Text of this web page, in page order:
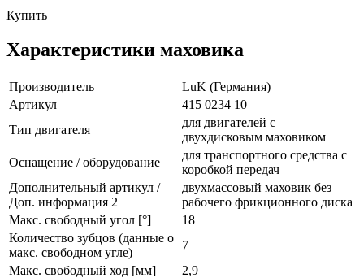
Купить
Характеристики маховика
Производитель
LuK (Германия)
Артикул
415 0234 10
Тип двигателя
для двигателей с
двухдисковым маховиком
Оснащение / оборудование
для транспортного средства с
коробкой передач
Дополнительный артикул /
Доп. информация 2
двухмассовый маховик без
рабочего фрикционного диска
Макс. свободный угол [°]
18
Количество зубцов (данные о
макс. свободном угле)
7
Макс. свободный ход [мм]
2,9